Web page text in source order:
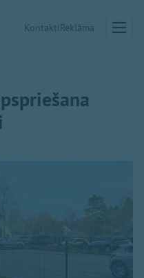
KontaktiReklāma